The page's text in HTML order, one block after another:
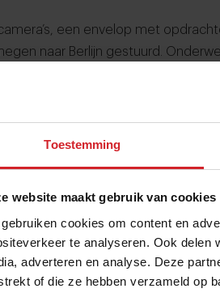
Toestemming
website maakt gebruik van cookies
cookies om content en
te analyseren. Ook delen
adverteren en analyse. Deze
of die ze hebben verzameld op
een envelop met
naar Berlijn gestuurd.
en de ultieme trofee mee terug
kaart van Bistrobar Berlin:
zich kwalificeren door middel
2017. Op zondag 22
Bistrobar in Nijmegen. Voor de
geweldige ervaring, ook 500